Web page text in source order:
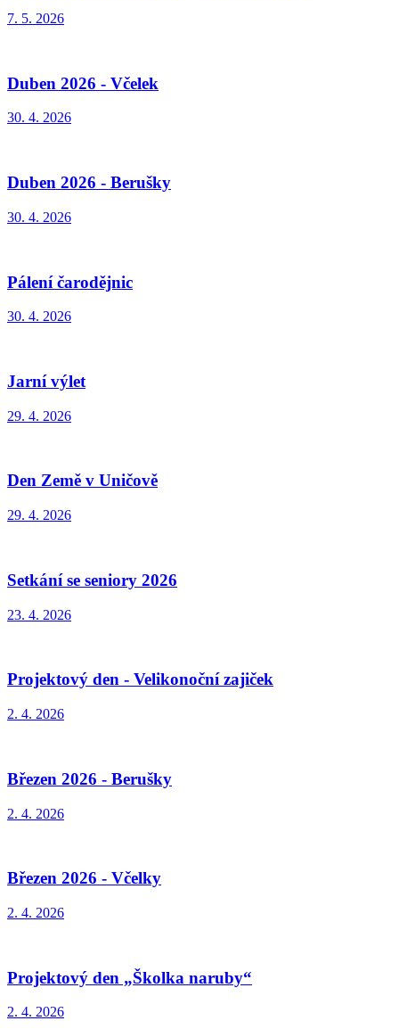
7. 5. 2026
Duben 2026 - Včelek
30. 4. 2026
Duben 2026 - Berušky
30. 4. 2026
Pálení čarodějnic
30. 4. 2026
Jarní výlet
29. 4. 2026
Den Země v Uničově
29. 4. 2026
Setkání se seniory 2026
23. 4. 2026
Projektový den - Velikonoční zajiček
2. 4. 2026
Březen 2026 - Berušky
2. 4. 2026
Březen 2026 - Včelky
2. 4. 2026
Projektový den „Školka naruby“
2. 4. 2026